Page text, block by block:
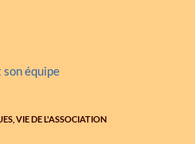
équipe
VIE DE L'ASSOCIATION